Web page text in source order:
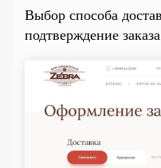
Выбор способа
подтверждение